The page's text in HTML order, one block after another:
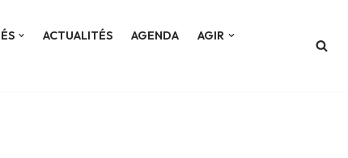
ACTUALITÉS AGENDA
AGIR